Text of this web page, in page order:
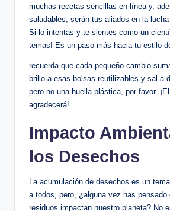
muchas recetas sencillas en línea y,
saludables, serán tus aliados en la
Si lo intentas y te sientes como un
temas! Es un paso más hacia tu estilo
recuerda que cada pequeño cambio
brillo a esas bolsas reutilizables y sal a
pero no una huella plástica, por favor.
agradecerá!
Impacto
los Desechos
La acumulación de desechos es un
a todos, pero, ¿alguna vez has pensado
residuos impactan nuestro planeta? No